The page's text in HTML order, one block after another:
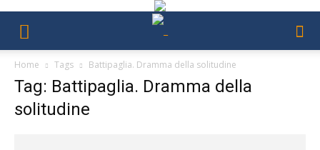
Home Tags Battipaglia. Dramma della solitudine
Tag: Battipaglia. Dramma della
solitudine